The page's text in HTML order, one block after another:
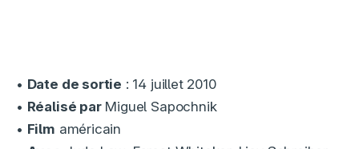
• Date de sortie : 14 juillet 2010
• Réalisé parMiguel Sapochnik
• Film américain